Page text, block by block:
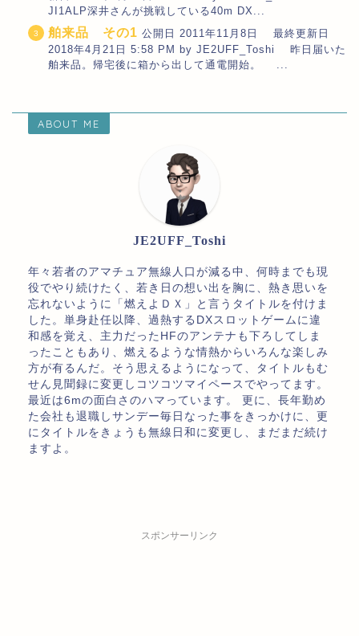
JI1ALP深井さんが挑戦している40m DX...
舶来品 その1 公開日 2011年11月8日 最終更新日
2018年4月21日 5:58 PM by JE2UFF_Toshi 昨日届いた
舶来品。帰宅後に箱から出して通電開始。 ...
ABOUT ME
JE2UFF_Toshi
年々若者のアマチュア無線人口が減る中、何時までも現
役でやり続けたく、若き日の想い出を胸に、熱き思いを
忘れないように「燃えよＤＸ」と言うタイトルを付けま
した。単身赴任以降、過熱するDXスロットゲームに違
和感を覚え、主力だったHFのアンテナも下ろしてしま
ったこともあり、燃えるような情熱からいろんな楽しみ
方が有るんだ。そう思えるようになって、タイトルもむ
せん見聞録に変更しコツコツマイペースでやってます。
最近は6mの面白さのハマっています。 更に、長年勤め
た会社も退職しサンデー毎日なった事をきっかけに、更
にタイトルをきょうも無線日和に変更し、まだまだ続け
ますよ。
スポンサーリンク